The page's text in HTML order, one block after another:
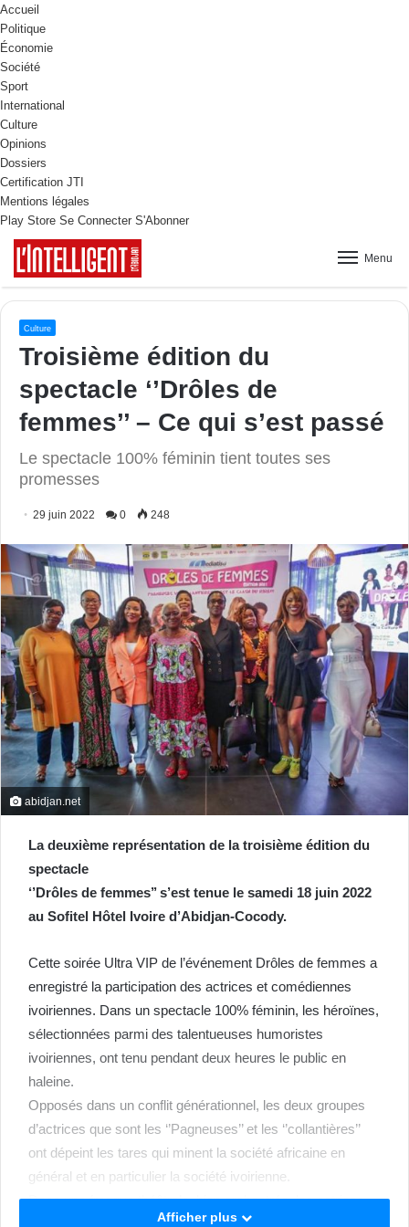
Accueil
Politique
Économie
Société
Sport
International
Culture
Opinions
Dossiers
Certification JTI
Mentions légales
Play Store Se Connecter S'Abonner
Menu
Culture
Troisième édition du
spectacle ‘’Drôles de
femmes’’ – Ce qui s’est passé
Le spectacle 100% féminin tient toutes ses
promesses
29 juin 2022 0 248
abidjan.net
La deuxième représentation de la troisième édition du
spectacle
‘’Drôles de femmes’’ s’est tenue le samedi 18 juin 2022
au Sofitel Hôtel Ivoire d’Abidjan-Cocody.
Cette soirée Ultra VIP de l’événement Drôles de femmes a
enregistré la participation des actrices et comédiennes
ivoiriennes. Dans un spectacle 100% féminin, les héroïnes,
sélectionnées parmi des talentueuses humoristes
ivoiriennes, ont tenu pendant deux heures le public en
haleine.
Opposés dans un conflit générationnel, les deux groupes
d’actrices que sont les ‘’Pagneuses’’ et les ‘’collantières’’
ont dépeint les tares qui minent la société africaine en
général et en particulier la société ivoirienne.
Dans une fresque théâtrale, bien orchestrée, les actrices
ivoiriennes ont abordé des sujets du phénomène des
Afficher plus